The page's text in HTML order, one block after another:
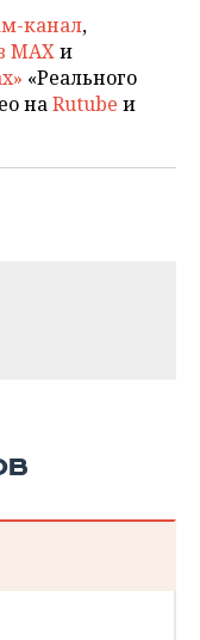
канал,
MAXи
«Реального
наRutube и